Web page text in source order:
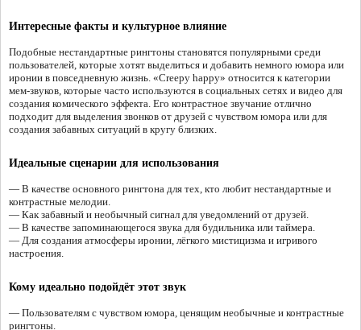
Интересные факты и культурное влияние
Подобные нестандартные рингтоны становятся популярными среди
пользователей, которые хотят выделиться и добавить немного юмора или
иронии в повседневную жизнь. «Creepy happy» относится к категории
мем-звуков, которые часто используются в социальных сетях и видео для
создания комического эффекта. Его контрастное звучание отлично
подходит для выделения звонков от друзей с чувством юмора или для
создания забавных ситуаций в кругу близких.
Идеальные сценарии для использования
— В качестве основного рингтона для тех, кто любит нестандартные и
контрастные мелодии.
— Как забавный и необычный сигнал для уведомлений от друзей.
— В качестве запоминающегося звука для будильника или таймера.
— Для создания атмосферы иронии, лёгкого мистицизма и игривого
настроения.
Кому идеально подойдёт этот звук
— Пользователям с чувством юмора, ценящим необычные и контрастные
рингтоны.